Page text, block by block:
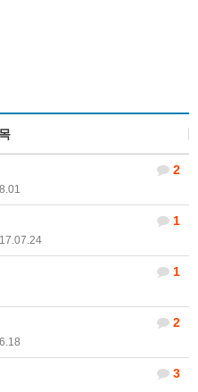
2
1
1
2
3